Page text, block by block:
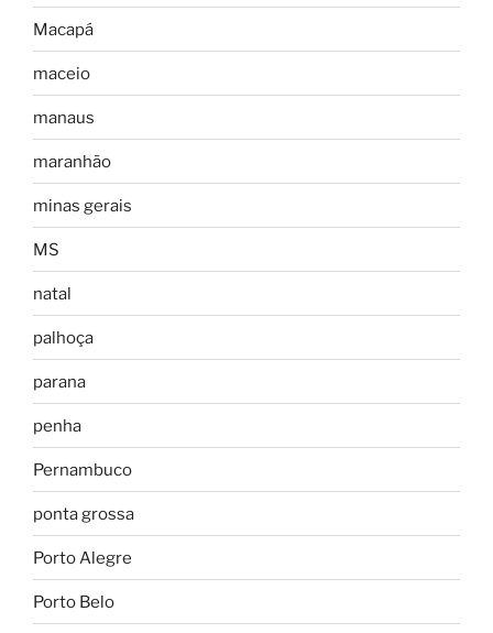
Macapá
maceio
manaus
maranhão
minas gerais
MS
natal
palhoça
parana
penha
Pernambuco
ponta grossa
Porto Alegre
Porto Belo